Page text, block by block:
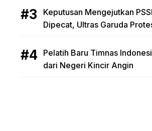
Keputusan Mengejutkan
Dipecat, Ultras Garuda
Pelatih Baru Timnas
dari Negeri Kincir Angin